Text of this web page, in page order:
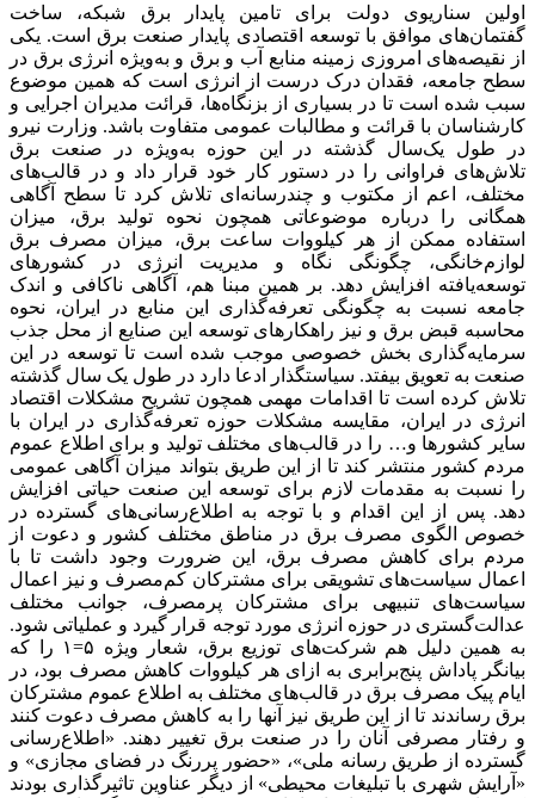
اولین سناریوی دولت برای تامین پایدار برق شبکه، ساخت
گفتمان‌‌‌های موافق با توسعه اقتصادی پایدار صنعت برق است. یکی
از نقیصه‌‌‌های امروزی زمینه منابع آب و برق و به‌ویژه انرژی برق در
سطح جامعه، فقدان درک درست از انرژی است که همین موضوع
سبب شده است تا در بسیاری از بزنگاه‌‌‌ها، قرائت مدیران اجرایی و
کارشناسان با قرائت و مطالبات عمومی متفاوت باشد. وزارت نیرو
در طول یک‌سال گذشته در این حوزه به‌ویژه در صنعت برق
تلاش‌‌‌های فراوانی را در دستور کار خود قرار داد و در قالب‌های
مختلف، اعم از مکتوب و چندرسانه‌‌‌ای تلاش کرد تا سطح آگاهی
همگانی را درباره موضوعاتی همچون نحوه تولید برق، میزان
استفاده ممکن از هر کیلووات ساعت برق، میزان مصرف برق
لوازم‌خانگی، چگونگی نگاه و مدیریت انرژی در کشورهای
توسعه‌یافته افزایش دهد. بر همین مبنا هم، آگاهی ناکافی و اندک
جامعه نسبت به چگونگی تعرفه‌‌‌گذاری این منابع در ایران، نحوه
محاسبه قبض برق و نیز راهکارهای توسعه این صنایع از محل جذب
سرمایه‌گذاری بخش خصوصی موجب شده است تا توسعه در این
صنعت به تعویق بیفتد. سیاستگذار ادعا دارد در طول یک سال گذشته
تلاش کرده است تا اقدامات مهمی همچون تشریح مشکلات اقتصاد
انرژی در ایران، مقایسه مشکلات حوزه تعرفه‌‌‌گذاری در ایران با
سایر کشورها و… را در قالب‌‌‌های مختلف تولید و برای اطلاع عموم
مردم کشور منتشر کند تا از این طریق بتواند میزان آگاهی عمومی
را نسبت به مقدمات لازم برای توسعه این صنعت حیاتی افزایش
دهد. پس از این اقدام و با توجه به اطلاع‌‌‌رسانی‌‌‌های گسترده در
خصوص الگوی مصرف برق در مناطق مختلف کشور و دعوت از
مردم برای کاهش مصرف برق، این ضرورت وجود داشت تا با
اعمال سیاست‌های تشویقی برای مشترکان کم‌مصرف و نیز اعمال
سیاست‌های تنبیهی برای مشترکان پرمصرف، جوانب مختلف
عدالت‌گستری در حوزه انرژی مورد توجه قرار گیرد و عملیاتی شود.
به همین دلیل هم شرکت‌های توزیع برق، شعار ویژه ۵=۱ را که
بیانگر پاداش پنج‌برابری به ازای هر کیلووات کاهش مصرف بود، در
ایام پیک مصرف برق در قالب‌های مختلف به اطلاع عموم مشترکان
برق رساندند تا از این طریق نیز آنها را به کاهش مصرف دعوت کنند
و رفتار مصرفی آنان را در صنعت برق تغییر دهند. «اطلاع‌رسانی
گسترده از طریق رسانه ملی»، «حضور پررنگ در فضای مجازی» و
«آرایش شهری با تبلیغات محیطی» از دیگر عناوین تاثیرگذاری بودند